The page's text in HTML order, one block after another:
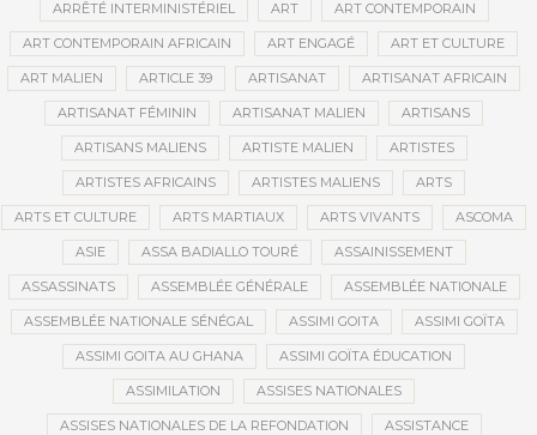
ARRÊTÉ INTERMINISTÉRIEL ART ART CONTEMPORAIN
ART CONTEMPORAIN AFRICAIN ART ENGAGÉ ART ET CULTURE
ART MALIEN ARTICLE 39 ARTISANAT ARTISANAT AFRICAIN
ARTISANAT FÉMININ ARTISANAT MALIEN ARTISANS
ARTISANS MALIENS ARTISTE MALIEN ARTISTES
ARTISTES AFRICAINS ARTISTES MALIENS ARTS
ARTS ET CULTURE ARTS MARTIAUX ARTS VIVANTS ASCOMA
ASIE ASSA BADIALLO TOURÉ ASSAINISSEMENT
ASSASSINATS ASSEMBLÉE GÉNÉRALE ASSEMBLÉE NATIONALE
ASSEMBLÉE NATIONALE SÉNÉGAL ASSIMI GOITA ASSIMI GOÏTA
ASSIMI GOITA AU GHANA ASSIMI GOÏTA ÉDUCATION
ASSIMILATION ASSISES NATIONALES
ASSISES NATIONALES DE LA REFONDATION ASSISTANCE